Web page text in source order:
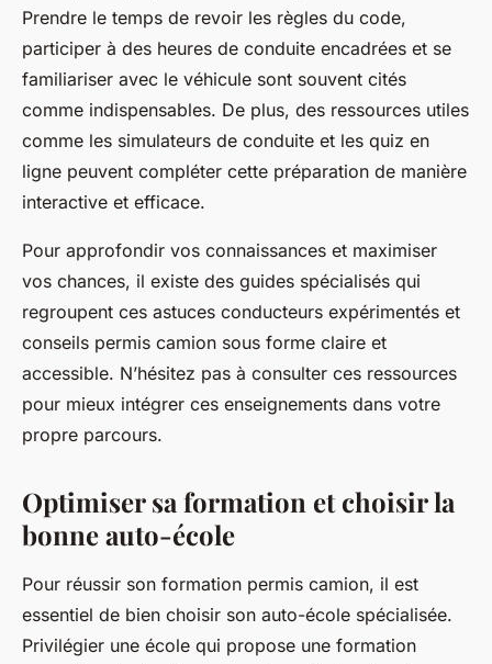
Prendre le temps de revoir les règles du code,
participer à des heures de conduite encadrées et se
familiariser avec le véhicule sont souvent cités
comme indispensables. De plus, des ressources utiles
comme les simulateurs de conduite et les quiz en
ligne peuvent compléter cette préparation de manière
interactive et efficace.
Pour approfondir vos connaissances et maximiser
vos chances, il existe des guides spécialisés qui
regroupent ces astuces conducteurs expérimentés et
conseils permis camion sous forme claire et
accessible. N’hésitez pas à consulter ces ressources
pour mieux intégrer ces enseignements dans votre
propre parcours.
Optimiser sa formation et choisir la
bonne auto-école
Pour réussir son formation permis camion, il est
essentiel de bien choisir son auto-école spécialisée.
Privilégier une école qui propose une formation